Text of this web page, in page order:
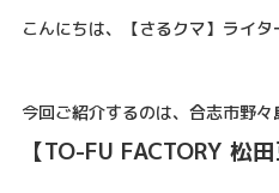
こんにちは、【さるクマ】ライタ
今回ご紹介するのは、合志市野
【TO-FU FACTORY 松田